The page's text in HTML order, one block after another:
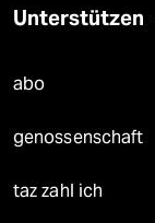
Unterstützen
abo
genossenschaft
taz zahl ich